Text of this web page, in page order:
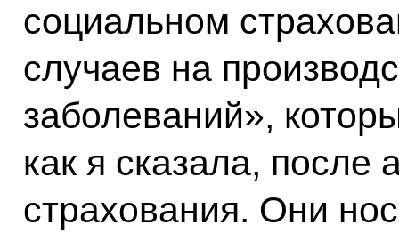
социальном
случаев на
заболеваний»,
как я сказала, после
страхования. Они